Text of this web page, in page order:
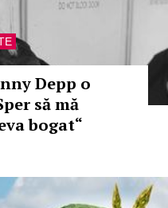
Depp o
să mă
bogat“